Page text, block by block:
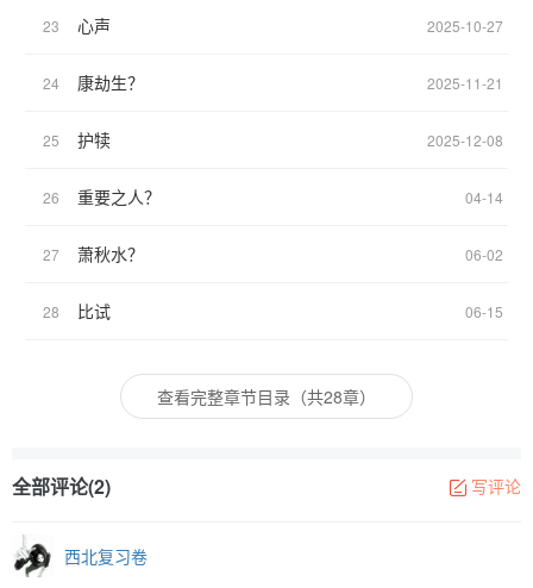
23 心声 2025-10-27
24 康劫生？ 2025-11-21
25 护犊 2025-12-08
26 重要之人？ 04-14
27 萧秋水？ 06-02
28 比试 06-15
查看完整章节目录（共28章）
全部评论(2) 写评论
西北复习卷